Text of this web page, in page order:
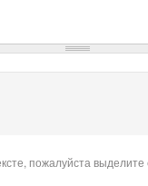
пожалуйста